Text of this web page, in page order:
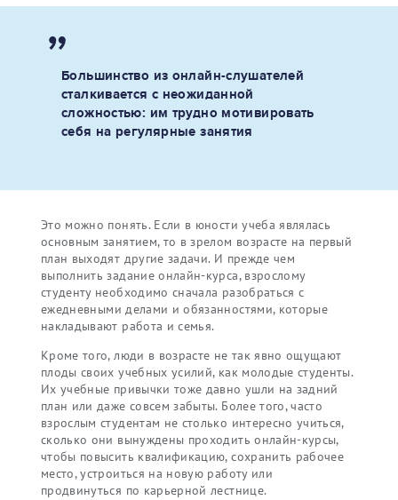
Большинство из онлайн-слушателей
сталкивается с неожиданной
сложностью: им трудно мотивировать
себя на регулярные занятия
Это можно понять. Если в юности учеба являлась
основным занятием, то в зрелом возрасте на первый
план выходят другие задачи. И прежде чем
выполнить задание онлайн-курса, взрослому
студенту необходимо сначала разобраться с
ежедневными делами и обязанностями, которые
накладывают работа и семья.
Кроме того, люди в возрасте не так явно ощущают
плоды своих учебных усилий, как молодые студенты.
Их учебные привычки тоже давно ушли на задний
план или даже совсем забыты. Более того, часто
взрослым студентам не столько интересно учиться,
сколько они вынуждены проходить онлайн-курсы,
чтобы повысить квалификацию, сохранить рабочее
место, устроиться на новую работу или
продвинуться по карьерной лестнице.